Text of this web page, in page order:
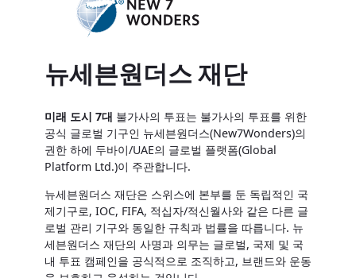
뉴세븐원더스 재단
미래 도시 7대 불가사의 투표는 불가사의 투표를 위한
공식 글로벌 기구인 뉴세븐원더스(New7Wonders)의
권한 하에 두바이/UAE의 글로벌 플랫폼(Global
Platform Ltd.)이 주관합니다.
뉴세븐원더스 재단은 스위스에 본부를 둔 독립적인 국
제기구로, IOC, FIFA, 적십자/적신월사와 같은 다른 글
로벌 관리 기구와 동일한 규칙과 법률을 따릅니다. 뉴
세븐원더스 재단의 사명과 의무는 글로벌, 국제 및 국
내 투표 캠페인을 공식적으로 조직하고, 브랜드와 운동